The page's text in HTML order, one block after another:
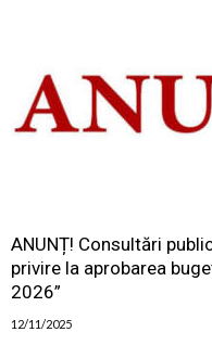
ANUNȚ! Consultări
privire la aprobarea
2026”
12/11/2025